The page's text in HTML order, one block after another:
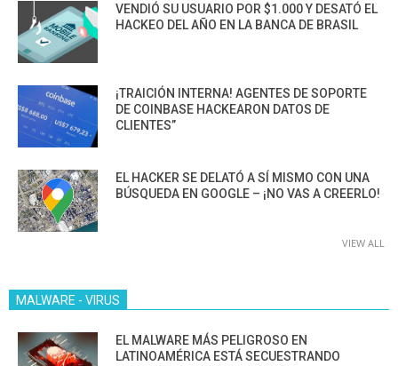
VENDIÓ SU USUARIO POR $1.000 Y DESATÓ EL
HACKEO DEL AÑO EN LA BANCA DE BRASIL
¡TRAICIÓN INTERNA! AGENTES DE SOPORTE
DE COINBASE HACKEARON DATOS DE
CLIENTES”
EL HACKER SE DELATÓ A SÍ MISMO CON UNA
BÚSQUEDA EN GOOGLE – ¡NO VAS A CREERLO!
VIEW ALL
MALWARE - VIRUS
EL MALWARE MÁS PELIGROSO EN
LATINOAMÉRICA ESTÁ SECUESTRANDO